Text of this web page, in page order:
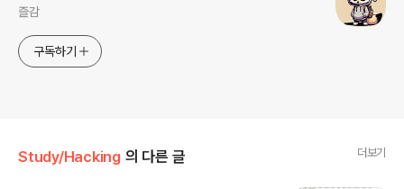
즐감
구독하기
Study/Hacking 의 다른 글 더보기